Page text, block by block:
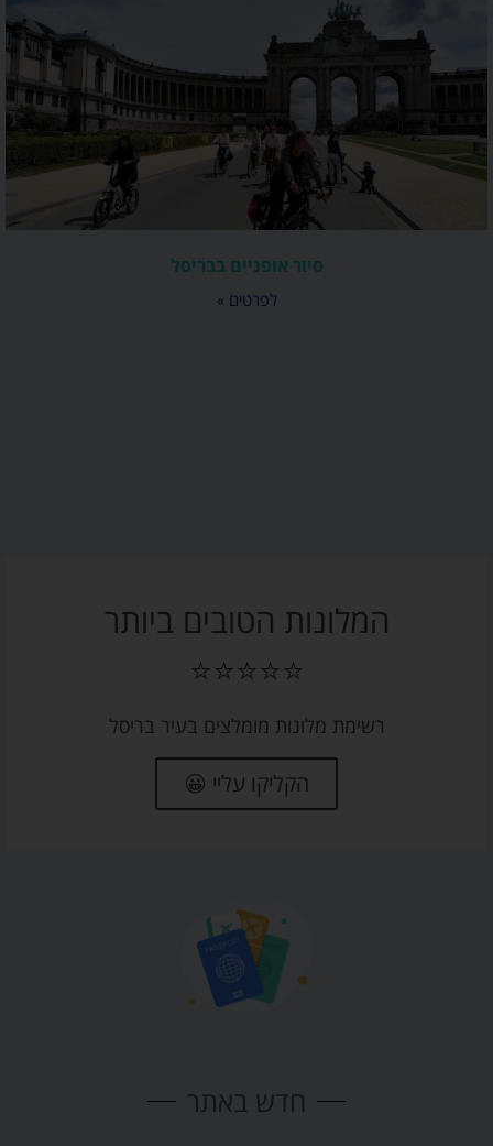
סיור אופניים בבריסל
לפרטים »
המלונות הטובים ביותר
⭐⭐⭐⭐⭐
רשימת מלונות מומלצים בעיר בריסל
הקליקו עליי 😀
חדש באתר